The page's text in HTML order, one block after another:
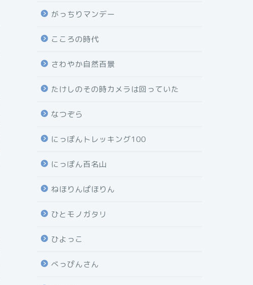
がっちりマンデー
こころの時代
さわやか自然百景
たけしのその時カメラは回っていた
なつぞら
にっぽんトレッキング100
にっぽん百名山
ねほりんぱほりん
ひとモノガタリ
ひよっこ
べっぴんさん